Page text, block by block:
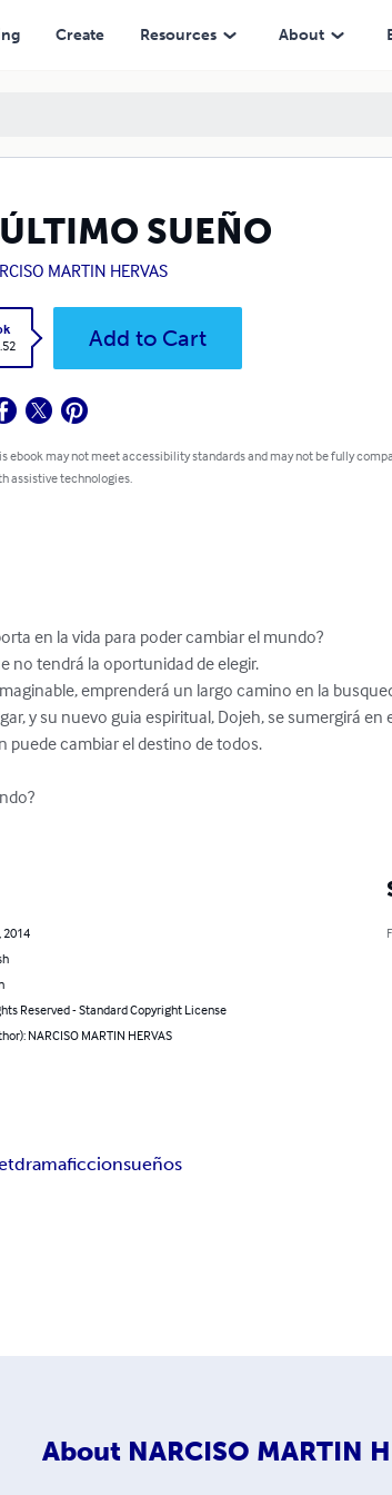
Create Resources About
SUEÑO
MARTIN HERVAS
Add to Cart
ebook may not meet accessibility standards and may not be fully
assistive technologies.
en la vida para poder cambiar el mundo?
no tendrá la oportunidad de elegir.
emprenderá un largo camino en la
y su nuevo guia espiritual, Dojeh, se sumergirá
cambiar el destino de todos.
2014
Reserved - Standard Copyright License
NARCISO MARTIN HERVAS
dramaficcionsueños
About NARCISO MARTIN